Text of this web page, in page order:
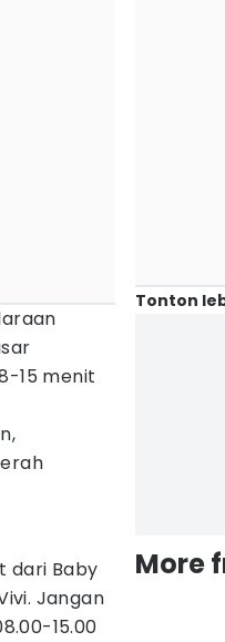
15 menit
dari Baby
Jangan
15.00
Tonton
More